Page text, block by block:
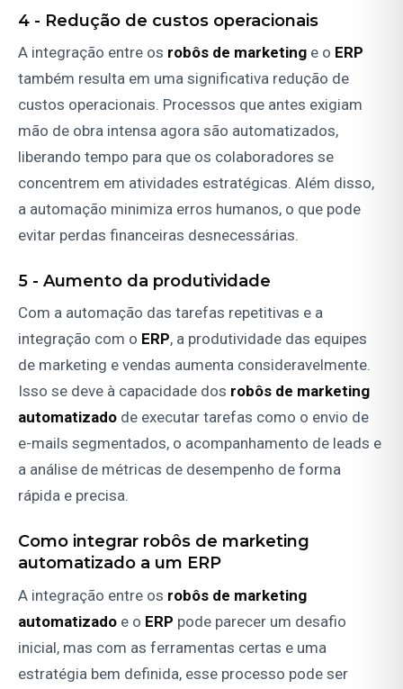
4 - Redução de custos operacionais
A integração entre os robôs de marketing e o ERP
também resulta em uma significativa redução de
custos operacionais. Processos que antes exigiam
mão de obra intensa agora são automatizados,
liberando tempo para que os colaboradores se
concentrem em atividades estratégicas. Além disso,
a automação minimiza erros humanos, o que pode
evitar perdas financeiras desnecessárias.
5 - Aumento da produtividade
Com a automação das tarefas repetitivas e a
integração com o ERP, a produtividade das equipes
de marketing e vendas aumenta consideravelmente.
Isso se deve à capacidade dos robôs de marketing
automatizado de executar tarefas como o envio de
e-mails segmentados, o acompanhamento de leads e
a análise de métricas de desempenho de forma
rápida e precisa.
Como integrar robôs de marketing
automatizado a um ERP
A integração entre os robôs de marketing
automatizado e o ERP pode parecer um desafio
inicial, mas com as ferramentas certas e uma
estratégia bem definida, esse processo pode ser